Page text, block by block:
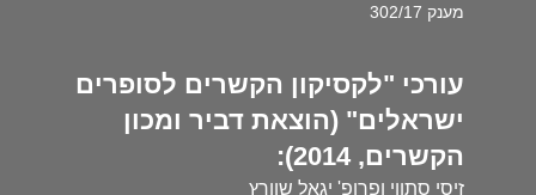
מענק 302/17
עורכי "לקסיקון הקשרים לסופרים
ישראלים" (הוצאת דביר ומכון
הקשרים, 2014):
זיסי סתווי ופרופ' יגאל שוורץ